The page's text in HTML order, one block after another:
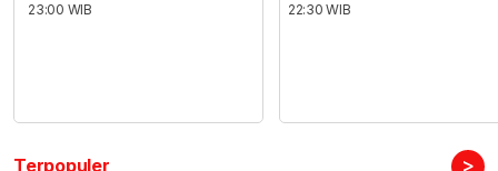
23:00 WIB
22:30 WIB
Terpopuler >